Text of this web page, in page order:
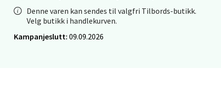
Denne varen kan sendes til valgfri Tilbords-butikk.
Velg butikk i handlekurven.
Kampanjeslutt: 09.09.2026
Langelandsvegen 25, 6010 Ålesund
Åpent i dag 10-20
0 i butikk